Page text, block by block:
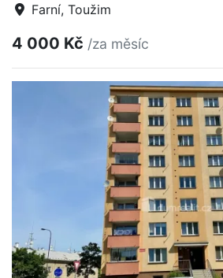
Farní, Toužim
4 000 Kč /za měsíc